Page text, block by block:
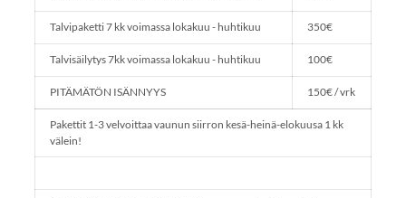
Talvipaketti 7 kk voimassa lokakuu - huhtikuu 350€
Talvisäilytys 7kk voimassa lokakuu - huhtikuu 100€
PITÄMÄTÖN ISÄNNYYS 150€ / vrk
Pakettit 1-3 velvoittaa vaunun siirron kesä-heinä-elokuusa 1 kk
välein!